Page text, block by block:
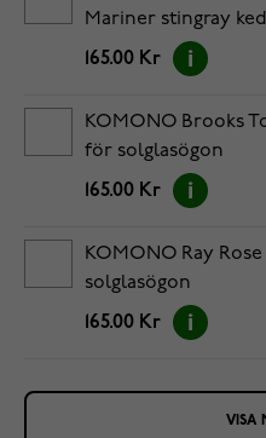
Mariner stingray
solglasögon
165.00 Kr
KOMONO Brooks
för solglasögon
165.00 Kr
KOMONO Ray
solglasögon
165.00 Kr
VISA